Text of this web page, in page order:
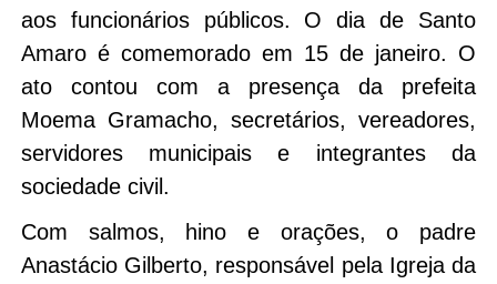
aos funcionários públicos. O dia de Santo
Amaro é comemorado em 15 de janeiro. O
ato contou com a presença da prefeita
Moema Gramacho, secretários, vereadores,
servidores municipais e integrantes da
sociedade civil.
Com salmos, hino e orações, o padre
Anastácio Gilberto, responsável pela Igreja da